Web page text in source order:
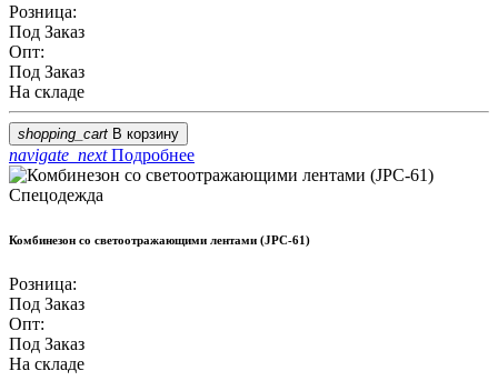
Розница:
Под Заказ
Опт:
Под Заказ
На складе
shopping_cart В корзину
navigate_nextПодробнее
Спецодежда
Комбинезон со светоотражающими лентами (JPC-61)
Розница:
Под Заказ
Опт:
Под Заказ
На складе